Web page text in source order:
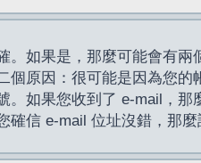
如果是，那麼可能會有
個原因：很可能是因為您
。如果您收到了 e-mail，
信 e-mail 位址沒錯，那麼